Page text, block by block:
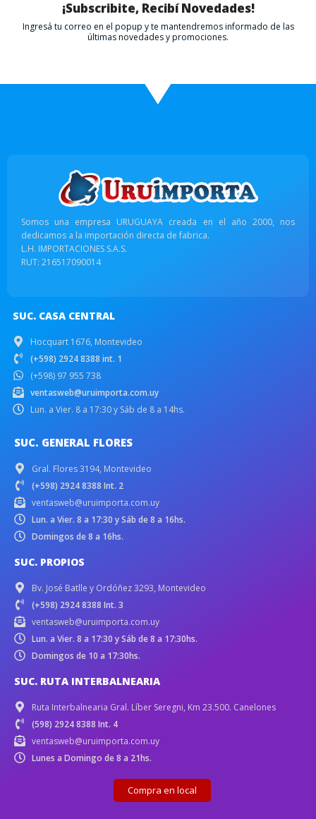
¡Subscribite, Recibí Novedades!
Ingresá tu correo en el popup y te mantendremos informado de las
últimas novedades y promociones.
Somos una empresa URUGUAYA creada en el año 2000, nos
dedicamos a la importación directa de fabrica.
L.H. IMPORTACIONES S.A.S.
RUT: 216517090014
SUC. CASA CENTRAL
Hocquart 1676, Montevideo
(+598) 2924 8388 int. 1
(+598) 97 955 738
ventasweb@uruimporta.com.uy
Lun. a Vier. 8 a 17:30 y Sáb de 8 a 14hs.
SUC. GENERAL FLORES
Gral. Flores 3194, Montevideo
(+598) 2924 8388 Int. 2
ventasweb@uruimporta.com.uy
Lun. a Vier. 8 a 17:30 y Sáb de 8 a 16hs.
Domingos de 8 a 16hs.
SUC. PROPIOS
Bv. José Batlle y Ordóñez 3293, Montevideo
(+598) 2924 8388 Int. 3
ventasweb@uruimporta.com.uy
Lun. a Vier. 8 a 17:30 y Sáb de 8 a 17:30hs.
Domingos de 10 a 17:30hs.
SUC. RUTA INTERBALNEARIA
Ruta Interbalnearia Gral. Líber Seregni, Km 23.500. Canelones
(598) 2924 8388 Int. 4
ventasweb@uruimporta.com.uy
Lunes a Domingo de 8 a 21hs.
Compra en local